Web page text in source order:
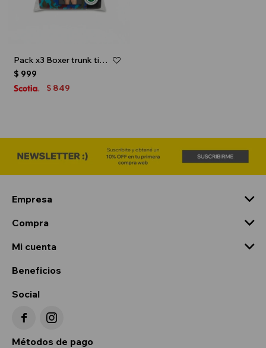
Pack x3 Boxer trunk tiro bajo para caballero - Multicolor
$ 999
$ 849
Empresa
Compra
Mi cuenta
Beneficios
Social
 
Métodos de pago